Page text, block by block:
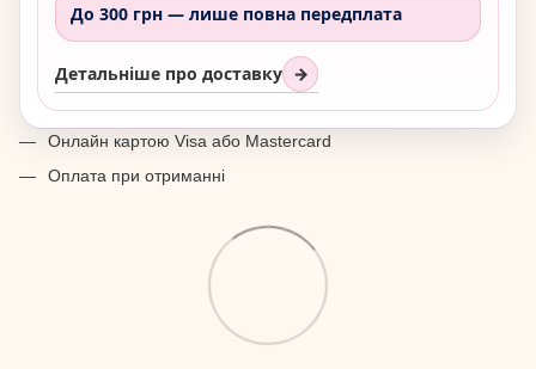
До 300 грн — лише повна передплата
Детальніше про доставку →
Онлайн картою Visa або Mastercard
Оплата при отриманні